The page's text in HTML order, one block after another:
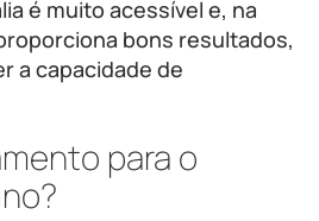
é muito acessível e, na
bons resultados,
a capacidade de
para o